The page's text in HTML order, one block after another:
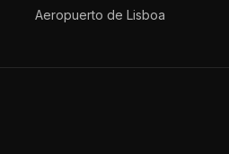
Aeropuerto de Lisboa